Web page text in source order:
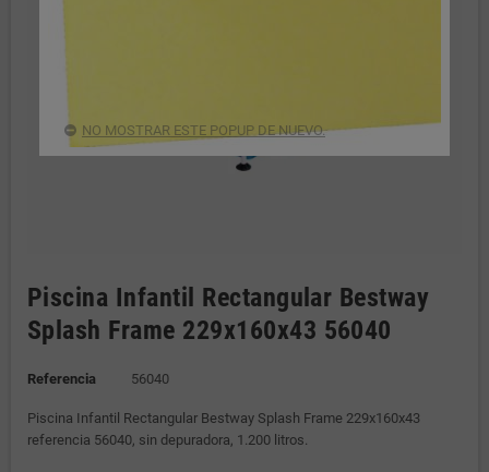
Piscina Infantil Rectangular Bestway
Splash Frame 229x160x43 56040
Referencia 56040
Piscina Infantil Rectangular Bestway Splash Frame 229x160x43
referencia 56040, sin depuradora, 1.200 litros.
NO MOSTRAR ESTE POPUP DE NUEVO.